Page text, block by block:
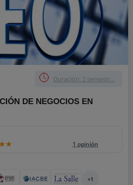
Duración: 2 semestr...
DE NEGOCIOS EN
1 opinión
+1